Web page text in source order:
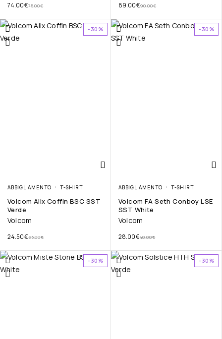
75.00€
74.00€ 90.00€
89.00€
-30%
ABBIGLIAMENTO T-SHIRT
Volcom Alix Coffin BSC SST
Verde
Volcom
35.00€
24.50€
-30%
ABBIGLIAMENTO T-SHIRT
Volcom FA Seth Conboy LSE
SST White
Volcom
40.00€
28.00€
-30% -30%